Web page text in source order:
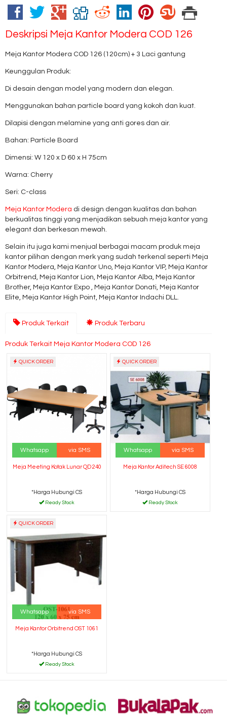
Deskripsi Meja Kantor Modera COD 126
Meja Kantor Modera COD 126 (120cm) + 3 Laci gantung
Keunggulan Produk:
Di desain dengan model yang modern dan elegan.
Menggunakan bahan particle board yang kokoh dan kuat.
Dilapisi dengan melamine yang anti gores dan air.
Bahan: Particle Board
Dimensi: W 120 x D 60 x H 75cm
Warna: Cherry
Seri: C-class
Meja Kantor Modera di design dengan kualitas dan bahan
berkualitas tinggi yang menjadikan sebuah meja kantor yang
elegant dan berkesan mewah.
Selain itu juga kami menjual berbagai macam produk meja
kantor pilihan dengan merk yang sudah terkenal seperti Meja
Kantor Modera, Meja Kantor Uno, Meja Kantor VIP, Meja Kantor
Orbitrend, Meja Kantor Lion, Meja Kantor Alba, Meja Kantor
Brother, Meja Kantor Expo , Meja Kantor Donati, Meja Kantor
Elite, Meja Kantor High Point, Meja Kantor Indachi DLL.
Produk Terkait Produk Terbaru
Produk Terkait Meja Kantor Modera COD 126
QUICK ORDER
Whatsapp via SMS
Meja Meeting Kotak Lunar QD 240
*Harga Hubungi CS
Ready Stock
QUICK ORDER
Whatsapp via SMS
Meja Kantor Aditech SE 6008
*Harga Hubungi CS
Ready Stock
QUICK ORDER
Whatsapp via SMS
Meja Kantor Orbitrend OST 1061
*Harga Hubungi CS
Ready Stock